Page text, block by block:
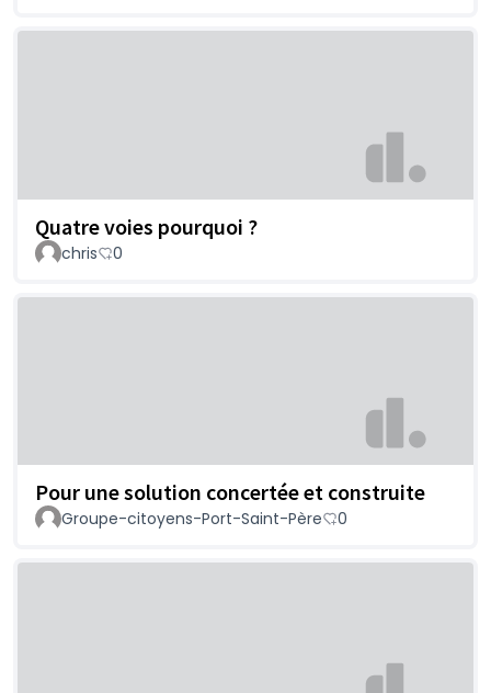
Quatre voies pourquoi ?
chris 0
Pour une solution concertée et construite
Groupe-citoyens-Port-Saint-Père 0